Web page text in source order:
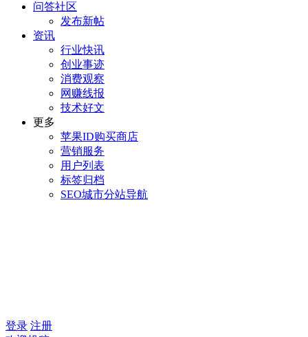
问答社区
发布新帖
资讯
行业快讯
创业事迹
消费观察
网赚线报
技术好文
更多
苹果ID购买商店
营销服务
用户列表
标签归档
SEO城市分站导航
登录 注册